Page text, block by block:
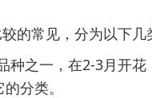
常见，分为以下几
之一，在2-3月开花
分类。